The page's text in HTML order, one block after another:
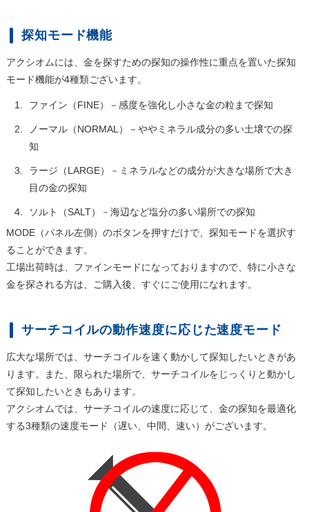
探知モード機能
アクシオムには、金を探すための探知の操作性に重点を置いた探知
モード機能が4種類ございます。
ファイン（FINE）－感度を強化し小さな金の粒まで探知
ノーマル（NORMAL）－ややミネラル成分の多い土壌での探
知
ラージ（LARGE）－ミネラルなどの成分が大きな場所で大き
目の金の探知
ソルト（SALT）－海辺など塩分の多い場所での探知
MODE（パネル左側）のボタンを押すだけで、探知モードを選択す
ることができます。
工場出荷時は、ファインモードになっておりますので、特に小さな
金を探される方は、ご購入後、すぐにご使用になれます。
サーチコイルの動作速度に応じた速度モード
広大な場所では、サーチコイルを速く動かして探知したいときがあ
ります。また、限られた場所で、サーチコイルをじっくりと動かし
て探知したいときもあります。
アクシオムでは、サーチコイルの速度に応じて、金の探知を最適化
する3種類の速度モード（遅い、中間、速い）がございます。